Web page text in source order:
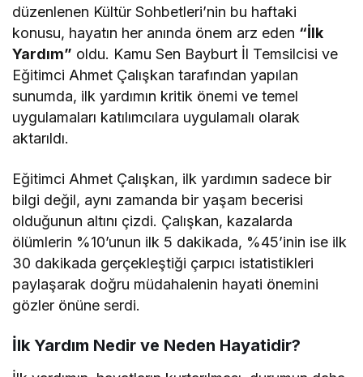
düzenlenen Kültür Sohbetleri’nin bu haftaki
konusu, hayatın her anında önem arz eden “İlk
Yardım” oldu. Kamu Sen Bayburt İl Temsilcisi ve
Eğitimci Ahmet Çalışkan tarafından yapılan
sunumda, ilk yardımın kritik önemi ve temel
uygulamaları katılımcılara uygulamalı olarak
aktarıldı.
Eğitimci Ahmet Çalışkan, ilk yardımın sadece bir
bilgi değil, aynı zamanda bir yaşam becerisi
olduğunun altını çizdi. Çalışkan, kazalarda
ölümlerin %10’unun ilk 5 dakikada, %45’inin ise ilk
30 dakikada gerçekleştiği çarpıcı istatistikleri
paylaşarak doğru müdahalenin hayati önemini
gözler önüne serdi.
İlk Yardım Nedir ve Neden Hayatidir?